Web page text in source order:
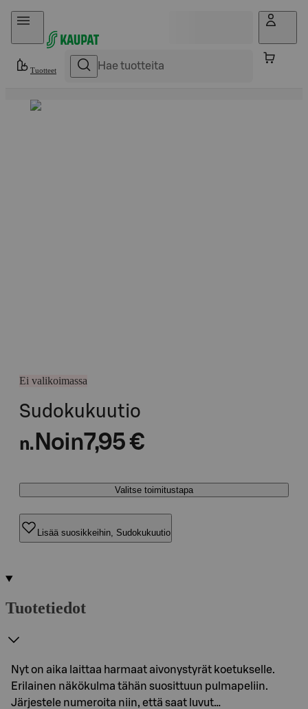
Hyppää sisältöön
Tuotteet
Ei valikoimassa
Sudokukuutio
n. Noin7,95 €
Valitse toimitustapa
Lisää suosikkeihin, Sudokukuutio
Tuotetiedot
Nyt on aika laittaa harmaat aivonystyrät koetukselle.
Erilainen näkökulma tähän suosittuun pulmapeliin.
Järjestele numeroita niin, että saat luvut…